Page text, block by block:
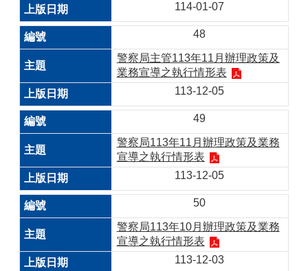
114-01-07
48
警察局主管113年11月辦理政策及
業務宣導之執行情形表
113-12-05
49
警察局113年11月辦理政策及業務
宣導之執行情形表
113-12-05
50
警察局113年10月辦理政策及業務
宣導之執行情形表
113-12-03